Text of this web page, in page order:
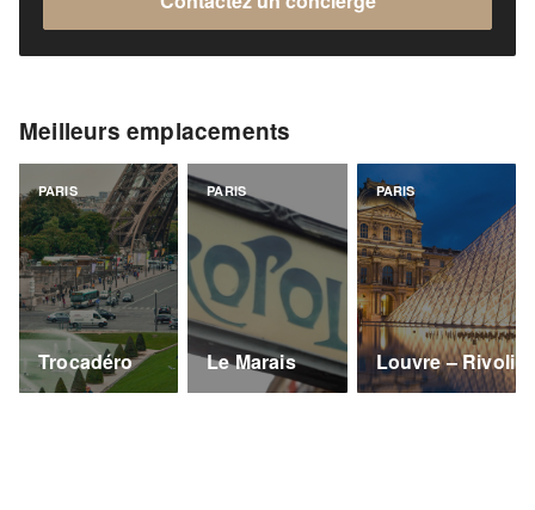
Meilleurs emplacements
PARIS
Trocadéro
PARIS
Le Marais
PARIS
Louvre – Rivoli